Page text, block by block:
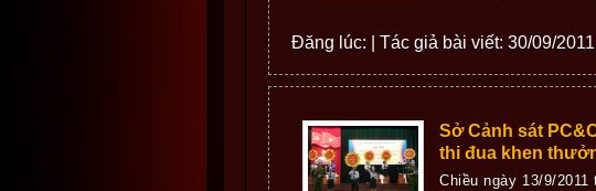
Đăng lúc: | Tác giả bài viết: 30/09/
Sở Cảnh sát
thi đua khen
Chiều ngày 13/9/